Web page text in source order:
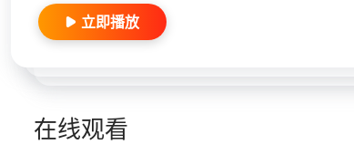
立即播放
在线观看